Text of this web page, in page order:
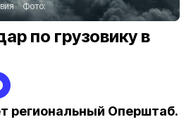
Фото:
по грузовику в
региональный Оперштаб.